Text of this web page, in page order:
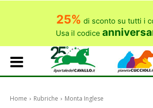
25% di sconto su tutti i
Usa il codice
Home Rubriche Monta Inglese